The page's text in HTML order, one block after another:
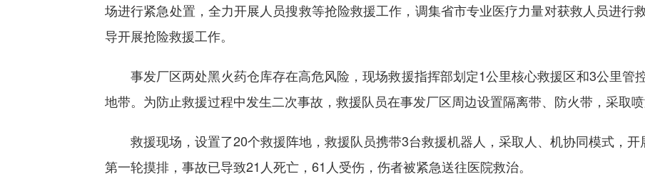
场进行紧急处置，全力开展人员搜救等抢险救援工作，调集省市专业医疗力量对获救人员进行
导开展抢险救援工作。
事发厂区两处黑火药仓库存在高危风险，现场救援指挥部划定1公里核心救援区和3公里管
地带。为防止救援过程中发生二次事故，救援队员在事发厂区周边设置隔离带、防火带，采取喷
救援现场，设置了20个救援阵地，救援队员携带3台救援机器人，采取人、机协同模式，开
第一轮摸排，事故已导致21人死亡，61人受伤，伤者被紧急送往医院救治。